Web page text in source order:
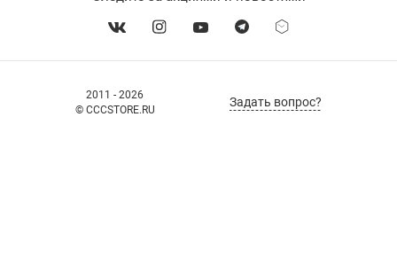
2011 - 2026
© CCCSTORE.RU
Задать вопрос?